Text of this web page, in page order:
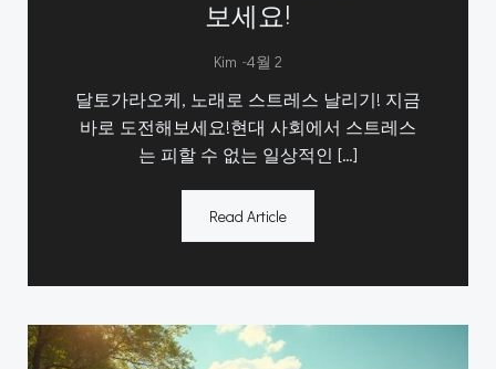
보세요!
Kim -4월 2
달토가라오케, 노래로 스트레스 날리기! 지금
바로 도전해보세요!현대 사회에서 스트레스
는 피할 수 없는 일상적인 […]
Read Article